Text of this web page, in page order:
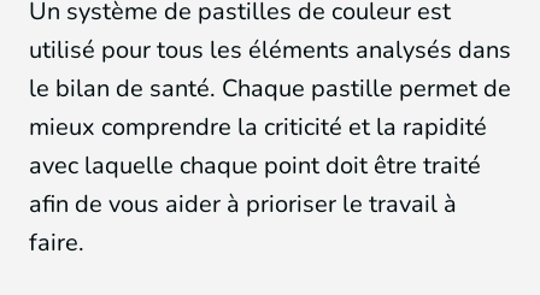
Un système de pastilles de couleur est
utilisé pour tous les éléments analysés dans
le bilan de santé. Chaque pastille permet de
mieux comprendre la criticité et la rapidité
avec laquelle chaque point doit être traité
afin de vous aider à prioriser le travail à
faire.